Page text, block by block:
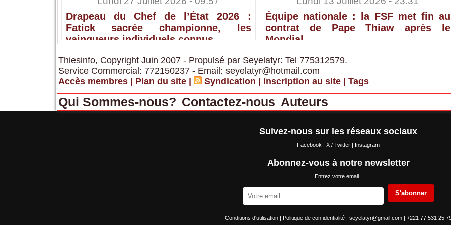
Drapeau du Chef de l’État 2026 :
Fatick sacrée championne, les
vainqueurs individuels connus
Équipe nationale : la FSF met fin au
contrat de Pape Thiaw après le
Mondial
Thiesinfo, Copyright Juin 2007 - Propulsé par Seyelatyr: Tel 775312579.
Service Commercial: 772150237 - Email: seyelatyr@hotmail.com
Accès membres
Plan du site Syndication Inscription au site Tags
Qui Sommes-nous? Contactez-nous Auteurs
Suivez-nous sur les réseaux sociaux
Facebook | X / Twitter | Instagram
Abonnez-vous à notre newsletter
Entrez votre email :
S'abonner
Conditions d'utilisation | Politique de confidentialité | seyelatyr@gmail.com | +221 77 531 25